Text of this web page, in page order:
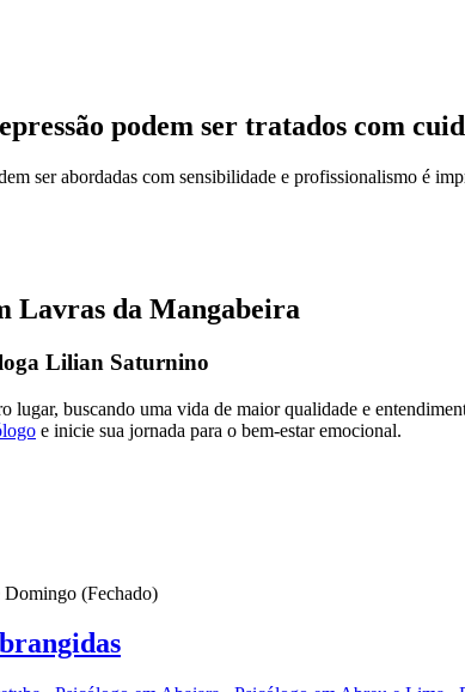
podem ser tratados com
ser abordadas com sensibilidade e profissionalismo é
Lavras da Mangabeira
Lilian Saturnino
lugar, buscando uma vida de maior qualidade e
e inicie sua jornada para o bem-estar emocional.
Domingo (Fechado)